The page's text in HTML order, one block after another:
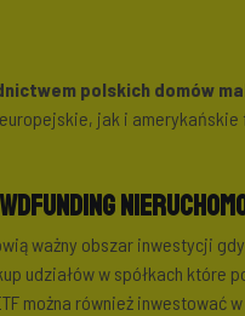
polskich domów
jak i
ważny obszar inwestycji
udziałów w spółkach
można również